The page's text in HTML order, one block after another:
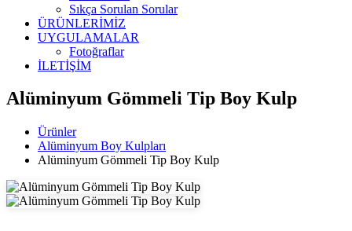
Sıkça Sorulan Sorular
ÜRÜNLERİMİZ
UYGULAMALAR
Fotoğraflar
İLETİŞİM
Alüminyum Gömmeli Tip Boy Kulp
Ürünler
Alüminyum Boy Kulpları
Alüminyum Gömmeli Tip Boy Kulp